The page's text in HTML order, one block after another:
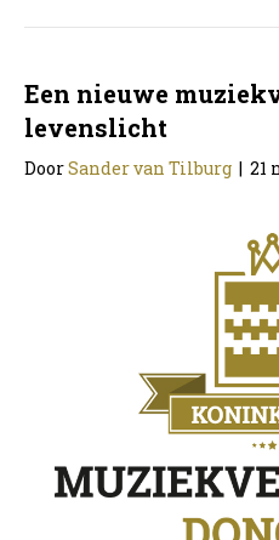
Een nieuwe
levenslicht
DoorSander van Tilburg | 21